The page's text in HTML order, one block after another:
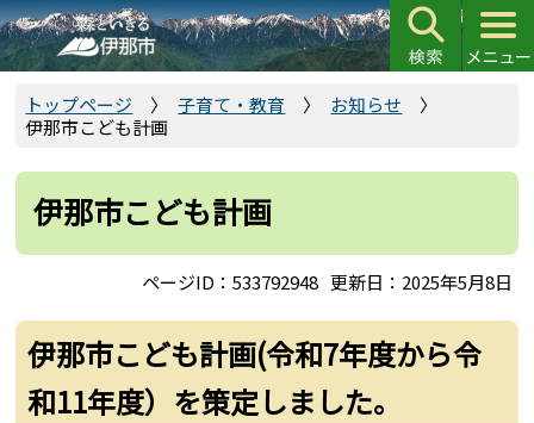
こ
の
ペ
で
トップページ 子育て・教育
お知らせ
伊那市こども計画
伊那市こども計画
ページID：533792948 更新日：2025年5月8日
伊那市こども計画(令和7年度から令
和11年度）を策定しました。